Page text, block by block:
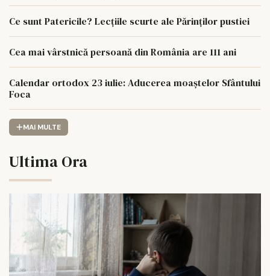
Ce sunt Patericile? Lecțiile scurte ale Părinților pustiei
Cea mai vârstnică persoană din România are 111 ani
Calendar ortodox 23 iulie: Aducerea moaștelor Sfântului
Foca
MAI MULTE
Ultima Ora